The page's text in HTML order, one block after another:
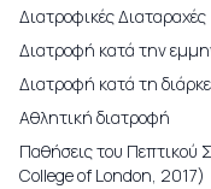
Διατροφικές Διαταραχές
Διατροφή κατά την
Διατροφή κατά τη
Αθλητική διατροφή
Παθήσεις του Πεπτικού
College of London, 2017)